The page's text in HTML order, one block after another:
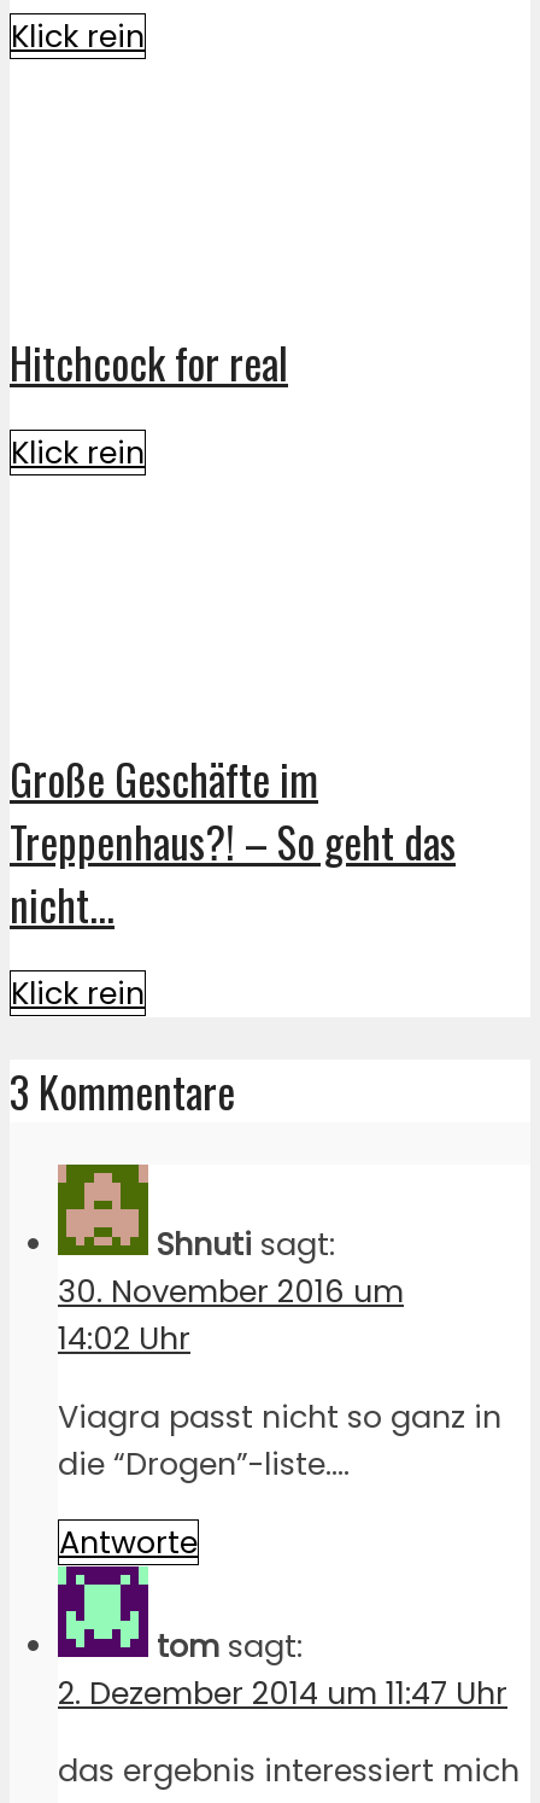
Klick rein
Hitchcock for real
Klick rein
Große Geschäfte im
Treppenhaus?! – So geht das
nicht...
Klick rein
3 Kommentare
Shnuti sagt:
30. November 2016 um
14:02 Uhr
Viagra passt nicht so ganz in
die “Drogen”-liste….
Antworte
tom sagt:
2. Dezember 2014 um 11:47 Uhr
das ergebnis interessiert mich